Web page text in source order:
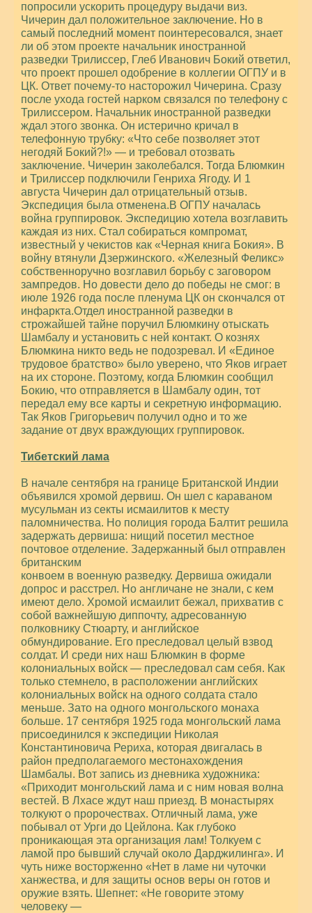
попросили ускорить процедуру выдачи виз.
Чичерин дал положительное заключение. Но в
самый последний момент поинтересовался, знает
ли об этом проекте начальник иностранной
разведки Трилиссер, Глеб Иванович Бокий ответил,
что проект прошел одобрение в коллегии ОГПУ и в
ЦК. Ответ почему-то насторожил Чичерина. Сразу
после ухода гостей нарком связался по телефону с
Трилиссером. Начальник иностранной разведки
ждал этого звонка. Он истерично кричал в
телефонную трубку: «Что себе позволяет этот
негодяй Бокий?!» — и требовал отозвать
заключение. Чичерин заколебался. Тогда Блюмкин
и Трилиссер подключили Генриха Ягоду. И 1
августа Чичерин дал отрицательный отзыв.
Экспедиция была отменена.В ОГПУ началась
война группировок. Экспедицию хотела возглавить
каждая из них. Стал собираться компромат,
известный у чекистов как «Черная книга Бокия». В
войну втянули Дзержинского. «Железный Феликс»
собственноручно возглавил борьбу с заговором
зампредов. Но довести дело до победы не смог: в
июле 1926 года после пленума ЦК он скончался от
инфаркта.Отдел иностранной разведки в
строжайшей тайне поручил Блюмкину отыскать
Шамбалу и установить с ней контакт. О кознях
Блюмкина никто ведь не подозревал. И «Единое
трудовое братство» было уверено, что Яков играет
на их стороне. Поэтому, когда Блюмкин сообщил
Бокию, что отправляется в Шамбалу один, тот
передал ему все карты и секретную информацию.
Так Яков Григорьевич получил одно и то же
задание от двух враждующих группировок.
Тибетский лама
В начале сентября на границе Британской Индии
объявился хромой дервиш. Он шел с караваном
мусульман из секты исмаилитов к месту
паломничества. Но полиция города Балтит решила
задержать дервиша: нищий посетил местное
почтовое отделение. Задержанный был отправлен
британским
конвоем в военную разведку. Дервиша ожидали
допрос и расстрел. Но англичане не знали, с кем
имеют дело. Хромой исмаилит бежал, прихватив с
собой важнейшую диппочту, адресованную
полковнику Стюарту, и английское
обмундирование. Его преследовал целый взвод
солдат. И среди них наш Блюмкин в форме
колониальных войск — преследовал сам себя. Как
только стемнело, в расположении английских
колониальных войск на одного солдата стало
меньше. Зато на одного монгольского монаха
больше. 17 сентября 1925 года монгольский лама
присоединился к экспедиции Николая
Константиновича Рериха, которая двигалась в
район предполагаемого местонахождения
Шамбалы. Вот запись из дневника художника:
«Приходит монгольский лама и с ним новая волна
вестей. В Лхасе ждут наш приезд. В монастырях
толкуют о пророчествах. Отличный лама, уже
побывал от Урги до Цейлона. Как глубоко
проникающая эта организация лам! Толкуем с
ламой про бывший случай около Дарджилинга». И
чуть ниже восторженно «Нет в ламе ни чуточки
ханжества, и для защиты основ веры он готов и
оружие взять. Шепнет: «Не говорите этому
человеку —